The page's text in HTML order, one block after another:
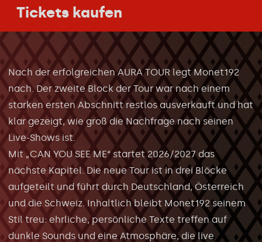
Tickets kaufen
Nach der erfolgreichen AURA TOUR legt Monet192
nach. Der zweite Block der Tour war nach einem
starken ersten Abschnitt restlos ausverkauft und hat
klar gezeigt, wie groß die Nachfrage nach seinen
Live-Shows ist.
Mit „CAN YOU SEE ME“ startet 2026/2027 das
nächste Kapitel. Die neue Tour ist in drei Blöcke
aufgeteilt und führt durch Deutschland, Österreich
und die Schweiz. Inhaltlich bleibt Monet192 seinem
Stil treu: ehrliche, persönliche Texte treffen auf
dunkle Sounds und eine Atmosphäre, die live